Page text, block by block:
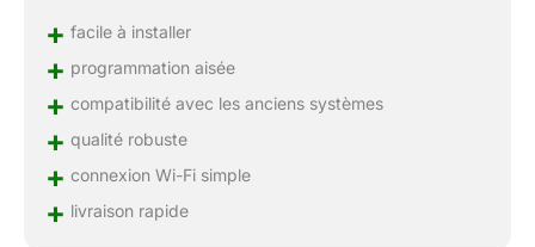
+ facile à installer
+ programmation aisée
+ compatibilité avec les anciens systèmes
+ qualité robuste
+ connexion Wi-Fi simple
+ livraison rapide